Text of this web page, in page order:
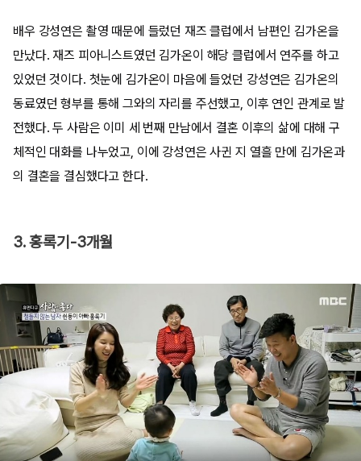
배우 강성연은 촬영 때문에 들렀던 재즈 클럽에서 남편인 김가온을
만났다. 재즈 피아니스트였던 김가온이 해당 클럽에서 연주를 하고
있었던 것이다. 첫눈에 김가온이 마음에 들었던 강성연은 김가온의
동료였던 형부를 통해 그와의 자리를 주선했고, 이후 연인 관계로 발
전했다. 두 사람은 이미 세 번째 만남에서 결혼 이후의 삶에 대해 구
체적인 대화를 나누었고, 이에 강성연은 사귄 지 열흘 만에 김가온과
의 결혼을 결심했다고 한다.
3. 홍록기-3개월